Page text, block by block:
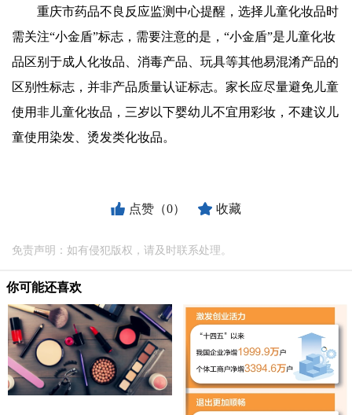
重庆市药品不良反应监测中心提醒，选择儿童化妆品时
需关注“小金盾”标志，需要注意的是，“小金盾”是儿童化妆
品区别于成人化妆品、消毒产品、玩具等其他易混淆产品的
区别性标志，并非产品质量认证标志。家长应尽量避免儿童
使用非儿童化妆品，三岁以下婴幼儿不宜用彩妆，不建议儿
童使用染发、烫发类化妆品。
点赞（0） 收藏
免责声明：如有侵犯版权，请及时联系处理。
你可能还喜欢